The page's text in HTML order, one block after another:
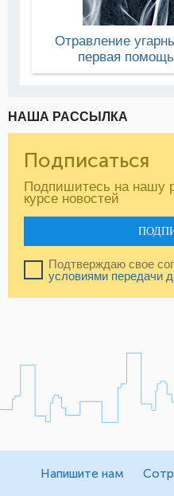
Отравление
первая
НАША РАССЫЛКА
Подписаться
Подпишитесь на нашу
курсе новостей
Подтверждаю свое
условиями передачи
Напишите нам